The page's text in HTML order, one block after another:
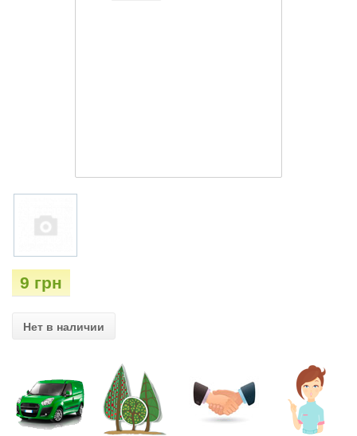
9 грн
Нет в наличии